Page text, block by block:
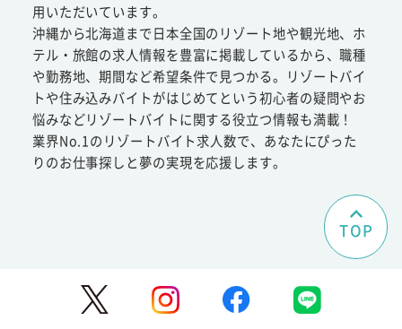
用いただいています。
沖縄から北海道まで日本全国のリゾート地や観光地、ホ
テル・旅館の求人情報を豊富に掲載しているから、職種
や勤務地、期間など希望条件で見つかる。リゾートバイ
トや住み込みバイトがはじめてという初心者の疑問やお
悩みなどリゾートバイトに関する役立つ情報も満載！
業界No.1のリゾートバイト求人数で、あなたにぴった
りのお仕事探しと夢の実現を応援します。
TOP